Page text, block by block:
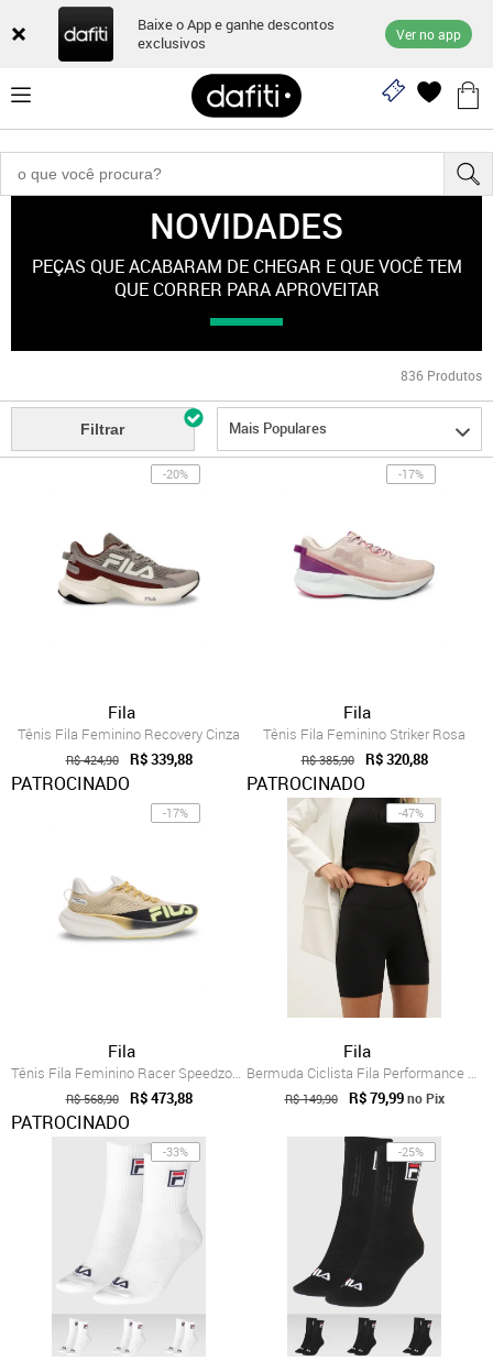
Baixe o App e ganhe descontos
exclusivos
Ver no app
"esporte-feminino"NOVIDADES
PEÇAS QUE ACABARAM DE CHEGAR E QUE VOCÊ TEM
QUE CORRER PARA APROVEITAR
836 Produtos
Filtrar Mais Populares
-20%
Fila
Tênis Fila Feminino Recovery Cinza
R$ 424,90 R$ 339,88
PATROCINADO
-17%
Fila
Tênis Fila Feminino Striker Rosa
R$ 385,90 R$ 320,88
PATROCINADO
-17%
Fila
Tênis Fila Feminino Racer Speedzone Corr...
R$ 568,90 R$ 473,88
PATROCINADO
-47%
Fila
Bermuda Ciclista Fila Performance Preta
R$ 149,90 R$ 79,99 no Pix
-33% -25%